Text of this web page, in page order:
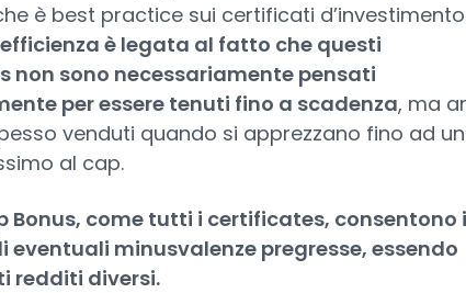
è best practice sui certificati
è legata al fatto che questi
non sono necessariamente pensati
per essere tenuti fino a scadenza, ma
venduti quando si apprezzano fino ad un
al cap.
Bonus, come tutti i certificates, consentono
eventuali minusvalenze pregresse, essendo
redditi diversi.